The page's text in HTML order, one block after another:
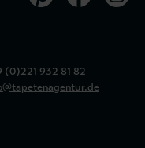
(0)221 932 81 82